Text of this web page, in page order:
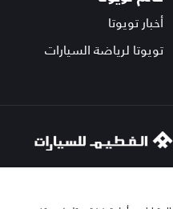
أخبار تويوتا
تويوتا لرياضة السيارات